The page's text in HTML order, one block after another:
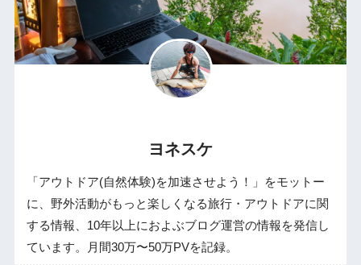
ヨネスケ
「アウトドア(自然体験)を加速させよう！」をモットー
に、野外活動がもっと楽しくなる旅行・アウトドアに関
する情報、10年以上におよぶブログ運営の情報を発信し
ています。月間30万〜50万PVを記録。